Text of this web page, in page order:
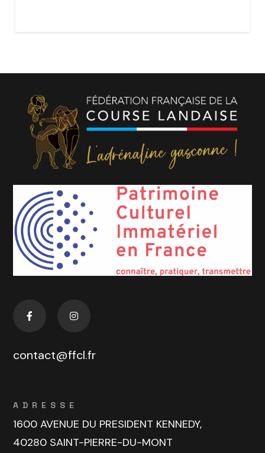
contact@ffcl.fr
ADRESSE
1600 AVENUE DU PRESIDENT KENNEDY,
40280 SAINT-PIERRE-DU-MONT